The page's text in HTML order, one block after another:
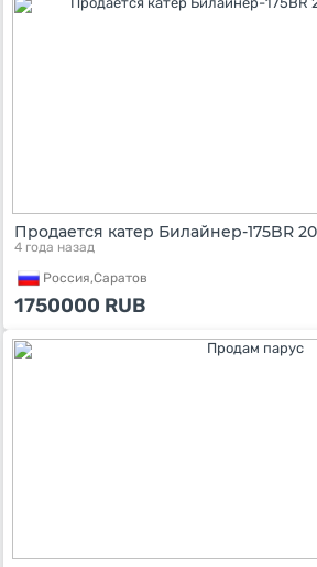
Продается катер Билайнер-175BR
4 года назад
Россия,Саратов
1750000 RUB